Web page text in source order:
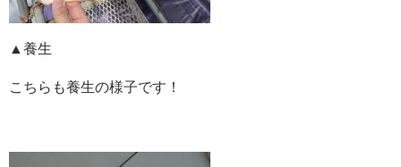
▲養生
こちらも養生の様子です！